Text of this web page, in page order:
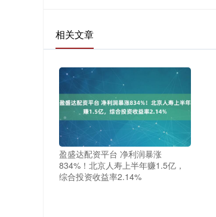
相关文章
盈盛达配资平台 净利润暴涨
834%！北京人寿上半年赚1.5亿，
综合投资收益率2.14%